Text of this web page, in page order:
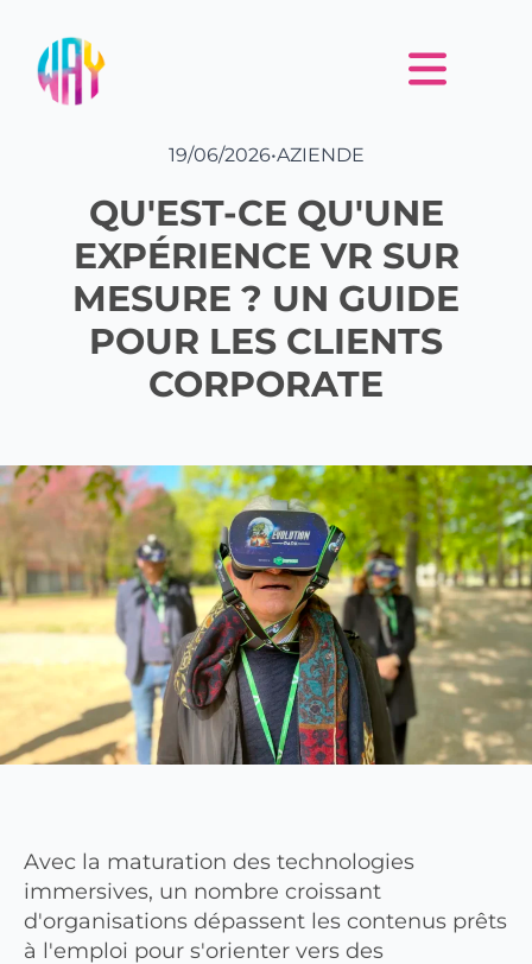
19/06/2026•AZIENDE
QU'EST-CE QU'UNE
EXPÉRIENCE VR SUR
MESURE ? UN GUIDE
POUR LES CLIENTS
CORPORATE
Avec la maturation des technologies
immersives, un nombre croissant
d'organisations dépassent les contenus prêts
à l'emploi pour s'orienter vers des